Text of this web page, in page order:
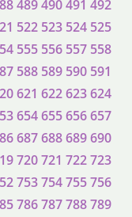
489490491 492
522 523 524 525
555 556 557 558
588 589 590 591
621 622623624
654655656657
687688689690
720721 722723
753754755756
786787788789